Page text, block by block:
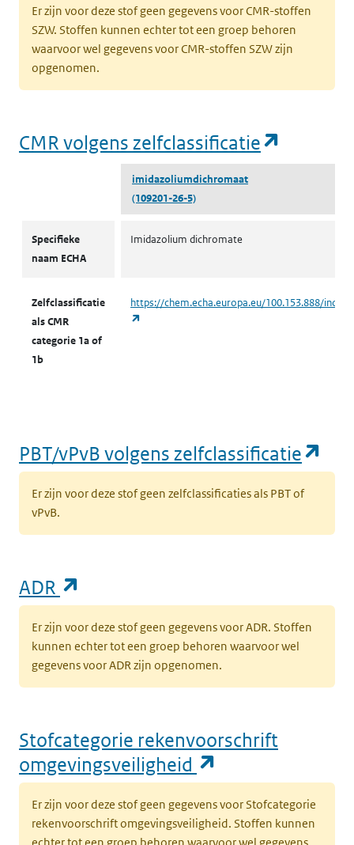
Er zijn voor deze stof geen gegevens voor CMR-stoffen
SZW. Stoffen kunnen echter tot een groep behoren
waarvoor wel gegevens voor CMR-stoffen SZW zijn
opgenomen.
CMR volgens zelfclassificatie
imidazoliumdichromaat
(109201-26-5)
Specifieke
naam ECHA
Imidazolium dichromate
Zelfclassificatie
als CMR
categorie 1a of
1b
https://chem.echa.europa.eu/100.153.888/
PBT/vPvB volgens zelfclassificatie
Er zijn voor deze stof geen zelfclassificaties als PBT of
vPvB.
ADR
Er zijn voor deze stof geen gegevens voor ADR. Stoffen
kunnen echter tot een groep behoren waarvoor wel
gegevens voor ADR zijn opgenomen.
Stofcategorie rekenvoorschrift
omgevingsveiligheid
Er zijn voor deze stof geen gegevens voor Stofcategorie
rekenvoorschrift omgevingsveiligheid. Stoffen kunnen